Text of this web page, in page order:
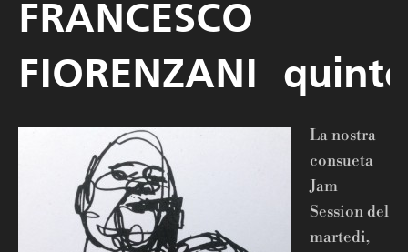
FRANCESCO
FIORENZANI
La nostra
consueta
Jam
Session del
martedi,